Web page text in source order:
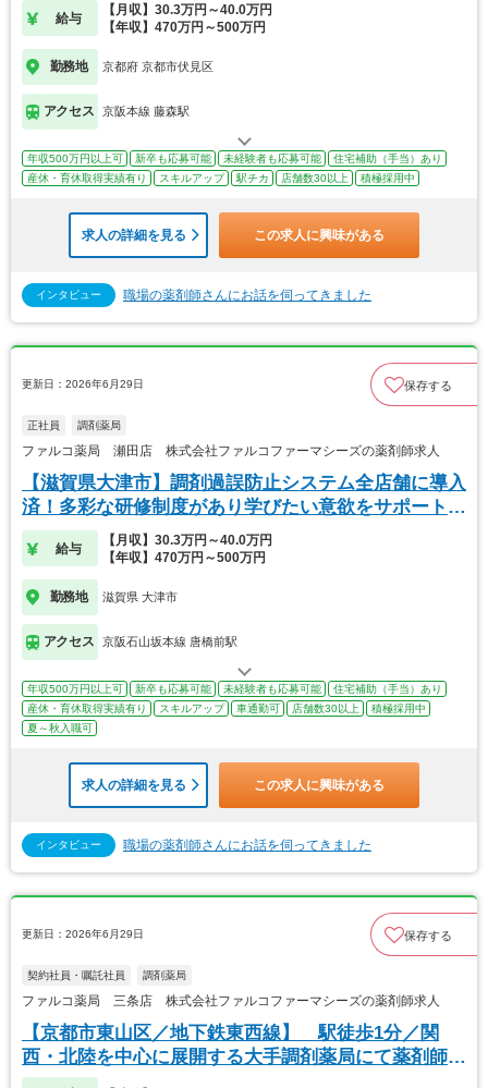
給与
【月収】30.3万円～40.0万円
【年収】470万円～500万円
勤務地 京都府 京都市伏見区
アクセス 京阪本線 藤森駅
年収500万円以上可 新卒も応募可能 未経験者も応募可能
住宅補助（手当）あり
産休・育休取得実績有り
スキルアップ 駅チカ 店舗数30以上 積極採用中
求人の詳細を見る この求人に興味がある
インタビュー 職場の薬剤師さんにお話を伺ってきました
更新日：2026年6月29日 保存する
正社員 調剤薬局
ファルコ薬局 瀬田店 株式会社ファルコファーマシーズの薬剤師求人
【滋賀県大津市】調剤過誤防止システム全店舗に導入
済！多彩な研修制度があり学びたい意欲をサポートし
ます
給与
【月収】30.3万円～40.0万円
【年収】470万円～500万円
勤務地 滋賀県 大津市
アクセス 京阪石山坂本線 唐橋前駅
年収500万円以上可 新卒も応募可能 未経験者も応募可能
住宅補助（手当）あり
産休・育休取得実績有り
スキルアップ 車通勤可 店舗数30以上
積極採用中
夏～秋入職可
求人の詳細を見る この求人に興味がある
インタビュー 職場の薬剤師さんにお話を伺ってきました
更新日：2026年6月29日 保存する
契約社員・嘱託社員 調剤薬局
ファルコ薬局 三条店 株式会社ファルコファーマシーズの薬剤師求人
【京都市東山区／地下鉄東西線】 駅徒歩1分／関
西・北陸を中心に展開する大手調剤薬局にて薬剤師の
募集